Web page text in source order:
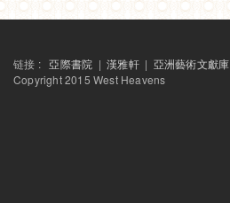
链接 :亞際書院 |漢雅軒 | 亞洲藝術文獻庫
Copyright 2015 West Heavens